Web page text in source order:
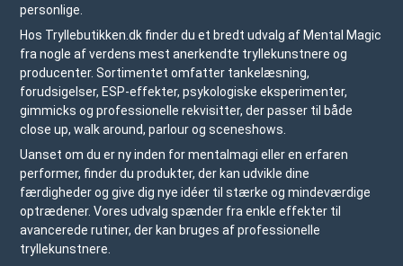
personlige.
Hos Tryllebutikken.dk finder du et bredt udvalg af Mental Magic
fra nogle af verdens mest anerkendte tryllekunstnere og
producenter. Sortimentet omfatter tankelæsning,
forudsigelser, ESP-effekter, psykologiske eksperimenter,
gimmicks og professionelle rekvisitter, der passer til både
close up, walk around, parlour og sceneshows.
Uanset om du er ny inden for mentalmagi eller en erfaren
performer, finder du produkter, der kan udvikle dine
færdigheder og give dig nye idéer til stærke og mindeværdige
optrædener. Vores udvalg spænder fra enkle effekter til
avancerede rutiner, der kan bruges af professionelle
tryllekunstnere.